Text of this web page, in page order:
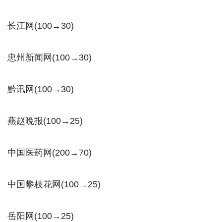
长江网(100→30)
忠州新闻网(100→30)
黔讯网(100→30)
燕赵晚报(100→25)
中国医药网(200→70)
中国攀枝花网(100→25)
岳阳网(100→25)